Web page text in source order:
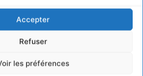
Accepter
Refuser
les préférences
à l’ensemble du tissu entrepreneurial, de
pour espérer une véritable synergie
économique et croissance verte.
que la menace qui pèse sur notre
le flambeau du combat pour la